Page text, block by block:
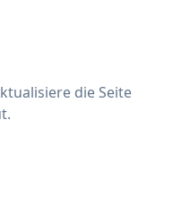
die Seite